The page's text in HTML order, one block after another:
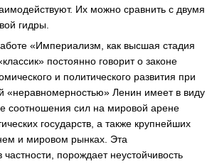
Их можно сравнить с двумя
гидры.
«Империализм, как высшая стадия
постоянно говорит о законе
и политического развития при
«неравномерностью» Ленин имеет в виду
соотношения сил на мировой арене
государств, а также крупнейших
и мировом рынках. Эта
порождает неустойчивость